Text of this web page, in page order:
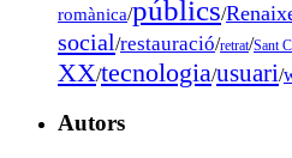
romànica/públics/
social/restauració/retrat/Sant
XX/tecnologia/usuari/
Autors